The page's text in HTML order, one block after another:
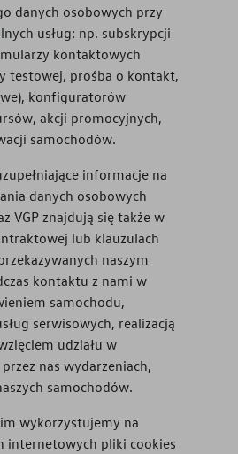
danych osobowych przy
usług: np. subskrypcji
kontaktowych
testowej, prośba o kontakt,
konfiguratorów
akcji promocyjnych,
samochodów.
informacje na
danych osobowych
VGP znajdują się także w
lub klauzulach
naszym
kontaktu z nami w
samochodu,
serwisowych, realizacją
udziału w
nas wydarzeniach,
samochodów.
wykorzystujemy na
internetowych pliki cookies